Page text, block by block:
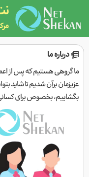
درباره ما
ما گروهی هستیم که پس از
عزیزمان برآن شدیم تا شاید
بگشاییم، بخصوص برای